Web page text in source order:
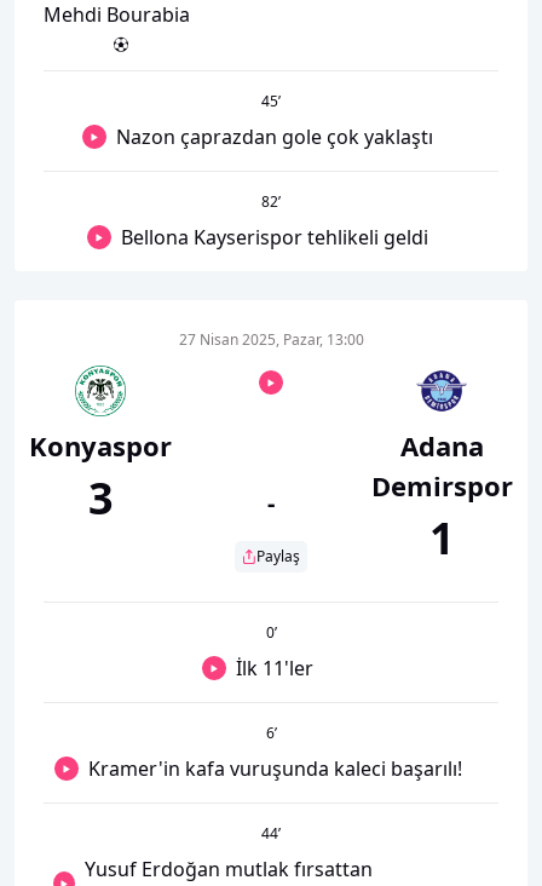
Mehdi Bourabia
45’
Nazon çaprazdan gole çok yaklaştı
82’
Bellona Kayserispor tehlikeli geldi
Konyaspor
3
27 Nisan 2025, Pazar, 13:00
-
Paylaş
Adana
Demirspor
1
0’
İlk 11'ler
6’
Kramer'in kafa vuruşunda kaleci başarılı!
44’
Yusuf Erdoğan mutlak fırsattan